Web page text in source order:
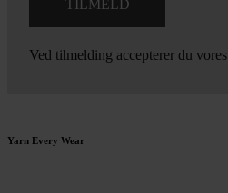
Ved tilmelding accepterer du vores
Yarn Every Wear